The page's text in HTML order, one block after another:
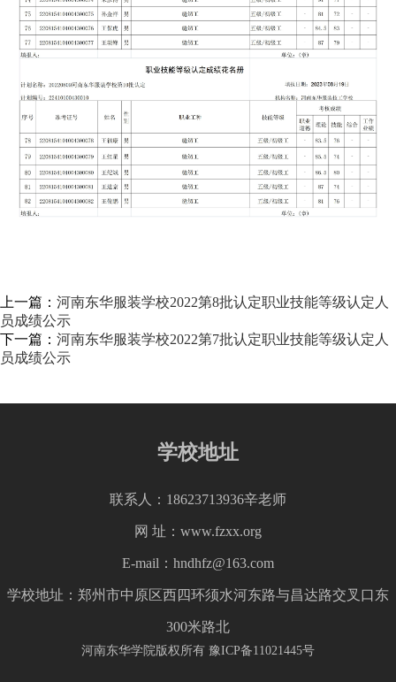
上一篇： 河南东华服装学校2022第8批认定职业技能等级认定人
员成绩公示
下一篇： 河南东华服装学校2022第7批认定职业技能等级认定人
员成绩公示
学校地址
联系人：18623713936辛老师
网 址：www.fzxx.org
E-mail：hndhfz@163.com
学校地址：郑州市中原区西四环须水河东路与昌达路交叉口东
300米路北
河南东华学院版权所有 豫ICP备11021445号